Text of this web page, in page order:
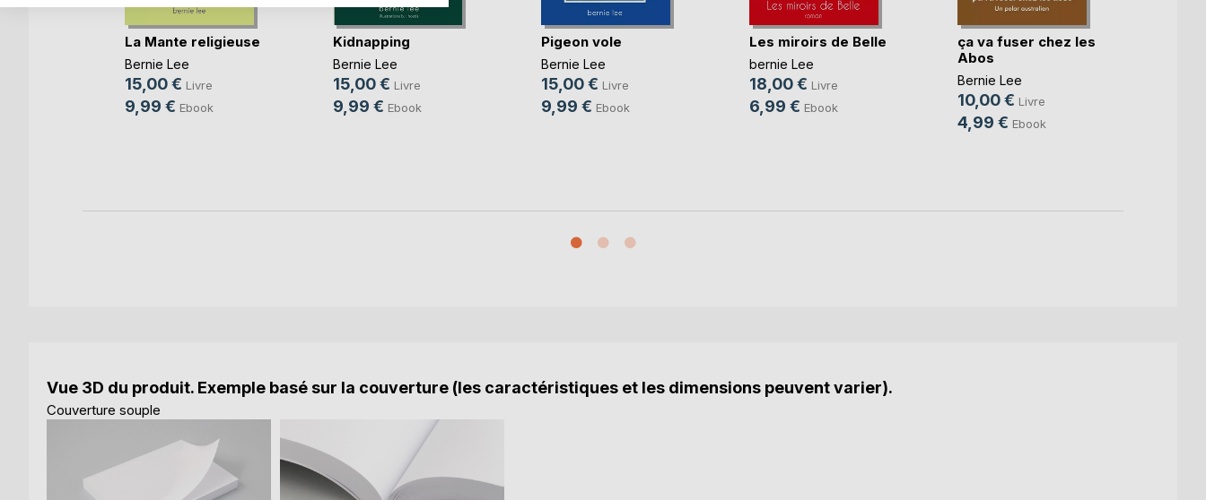
La Mante religieuse
Bernie Lee
15,00 € Livre
9,99 € Ebook
Kidnapping
Bernie Lee
15,00 € Livre
9,99 € Ebook
Pigeon vole
Bernie Lee
15,00 € Livre
9,99 € Ebook
Les miroirs de Belle
bernie Lee
18,00 € Livre
6,99 € Ebook
ça va fuser chez les
Abos
Bernie Lee
10,00 € Livre
4,99 € Ebook
Vue 3D du produit. Exemple basé sur la couverture (les caractéristiques et les dimensions peuvent varier).
Couverture souple